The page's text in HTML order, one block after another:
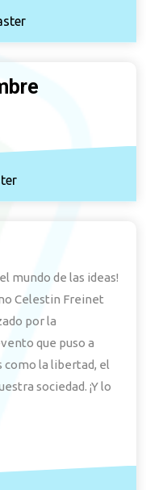
webmaster
webmaster
mundo de las ideas!
Celestin Freinet
por la
que puso a
la libertad, el
sociedad. ¡Y lo